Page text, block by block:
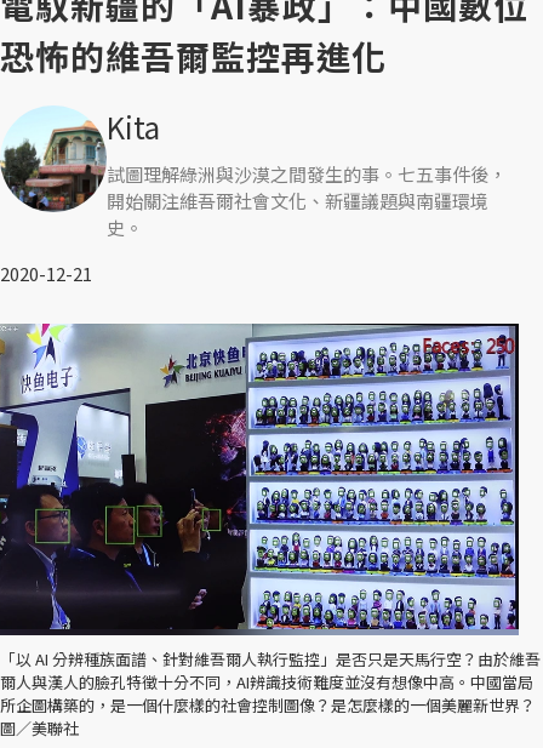
恐怖的維吾爾監控再進化
Kita
試圖理解綠洲與沙漠之間發生的事。七五事件後，
開始關注維吾爾社會文化、新疆議題與南疆環境
史。
2020-12-21
「以 AI 分辨種族面譜、針對維吾爾人執行監控」是否只是天馬行空？由於維吾
爾人與漢人的臉孔特徵十分不同，AI辨識技術難度並沒有想像中高。中國當局
所企圖構築的，是一個什麼樣的社會控制圖像？是怎麼樣的一個美麗新世界？
圖／美聯社